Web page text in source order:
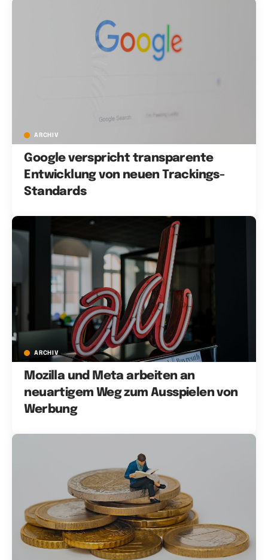
ARCHIV
Google verspricht transparente
Entwicklung von neuen Trackings-
Standards
ARCHIV
Mozilla und Meta arbeiten an
neuartigem Weg zum Ausspielen von
Werbung